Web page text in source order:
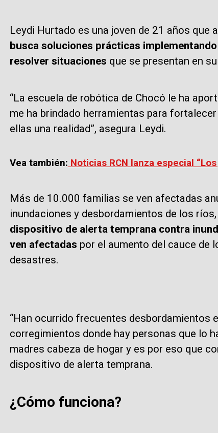
Leydi Hurtado es una joven de 21 años que
busca soluciones prácticas
resolver situaciones que se presentan en
“La escuela de robótica de Chocó le ha
me ha brindado herramientas para
ellas una realidad”, asegura Leydi.
Vea también: Noticias RCN lanza especial
Más de 10.000 familias se ven afectadas
inundaciones y desbordamientos de los
dispositivo de alerta temprana contra
ven afectadas por el aumento del cauce de
desastres.
“Han ocurrido frecuentes desbordamientos
corregimientos donde hay personas que lo
madres cabeza de hogar y es por eso que
dispositivo de alerta temprana.
¿Cómo funciona?